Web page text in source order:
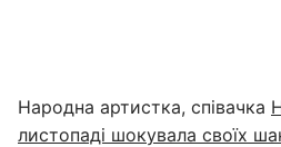
Народна артистка, співачка
листопаді шокувала своїх